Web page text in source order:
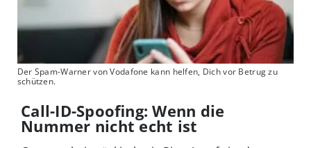
Der Spam-Warner von Vodafone kann helfen, Dich vor Betrug zu
schützen.
Call-ID-Spoofing: Wenn die
Nummer nicht echt ist